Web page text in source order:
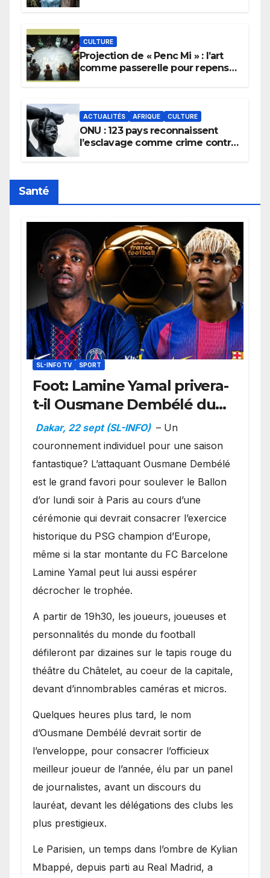
CULTURE
Projection de « Penc Mi » : l’art
comme passerelle pour repenser
ACTUALITÉS AFRIQUE CULTURE
ONU : 123 pays reconnaissent
l’esclavage comme crime contre
Santé
SL-INFO TV SPORT
Foot: Lamine Yamal privera-
t-il Ousmane Dembélé du
Ballon d’or ?
Dakar, 22 sept (SL-INFO) – Un
couronnement individuel pour une saison
fantastique? L’attaquant Ousmane Dembélé
est le grand favori pour soulever le Ballon
d’or lundi soir à Paris au cours d’une
cérémonie qui devrait consacrer l’exercice
historique du PSG champion d’Europe,
même si la star montante du FC Barcelone
Lamine Yamal peut lui aussi espérer
décrocher le trophée.
A partir de 19h30, les joueurs, joueuses et
personnalités du monde du football
défileront par dizaines sur le tapis rouge du
théâtre du Châtelet, au coeur de la capitale,
devant d’innombrables caméras et micros.
Quelques heures plus tard, le nom
d’Ousmane Dembélé devrait sortir de
l’enveloppe, pour consacrer l’officieux
meilleur joueur de l’année, élu par un panel
de journalistes, avant un discours du
lauréat, devant les délégations des clubs les
plus prestigieux.
Le Parisien, un temps dans l’ombre de Kylian
Mbappé, depuis parti au Real Madrid, a